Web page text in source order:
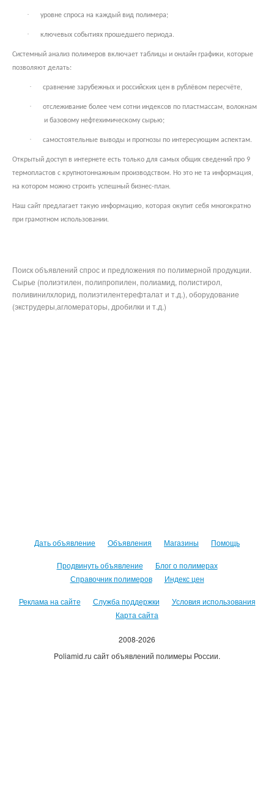
· уровне спроса на каждый вид полимера;
· ключевых событиях прошедшего периода.
Системный анализ полимеров включает таблицы и онлайн графики, которые
позволяют делать:
· сравнение зарубежных и российских цен в рублёвом пересчёте,
·
отслеживание более чем сотни индексов по пластмассам, волокнам
и базовому нефтехимическому сырью;
· самостоятельные выводы и прогнозы по интересующим аспектам.
Открытый доступ в интернете есть только для самых общих сведений про 9
термопластов с крупнотоннажным производством. Но это не та информация,
на котором можно строить успешный бизнес-план.
Наш сайт предлагает такую информацию, которая окупит себя многократно
при грамотном использовании.
Поиск объявлений спрос и предложения по полимерной продукции.
Сырье (полиэтилен, полипропилен, полиамид, полистирол,
поливинилхлорид, полиэтилентерефталат и т.д.), оборудование
(экструдеры,агломераторы, дробилки и т.д.)
Дать объявление Объявления Магазины Помощь
Продвинуть объявление
Блог о полимерах
Справочник полимеров
Индекс цен
Реклама на сайте Служба поддержки
Условия использования
Карта сайта
2008-2026
Poliamid.ru сайт объявлений полимеры России.